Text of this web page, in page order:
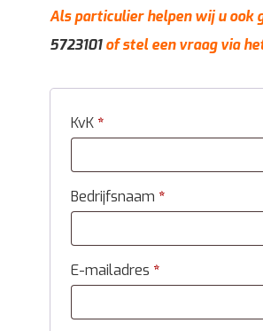
Als particulier helpen wij u ook
5723101of stel een vraag via
KvK *
Bedrijfsnaam *
E-mailadres *